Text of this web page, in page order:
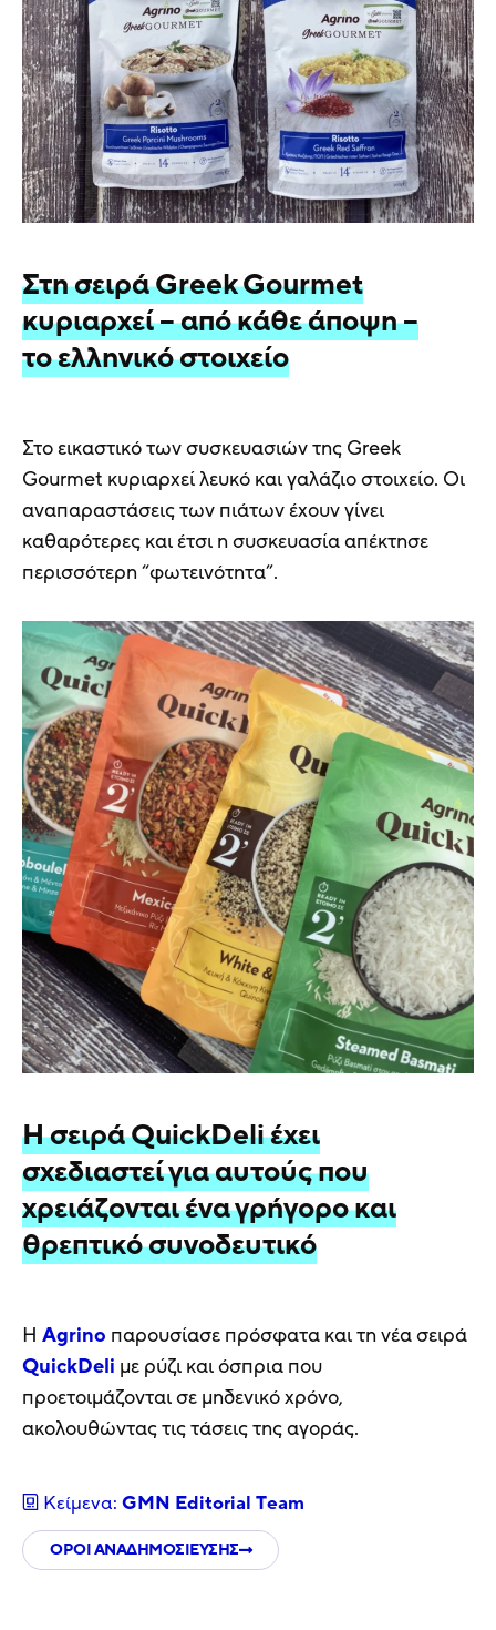
Στη σειρά Greek Gourmet
κυριαρχεί – από κάθε άποψη –
το ελληνικό στοιχείο
Στο εικαστικό των συσκευασιών της Greek
Gourmet κυριαρχεί λευκό και γαλάζιο στοιχείο. Οι
αναπαραστάσεις των πιάτων έχουν γίνει
καθαρότερες και έτσι η συσκευασία απέκτησε
περισσότερη “φωτεινότητα”.
Η σειρά QuickDeli έχει
σχεδιαστεί για αυτούς που
χρειάζονται ένα γρήγορο και
θρεπτικό συνοδευτικό
Η Agrino παρουσίασε πρόσφατα και τη νέα σειρά
QuickDeli με ρύζι και όσπρια που
προετοιμάζονται σε μηδενικό χρόνο,
ακολουθώντας τις τάσεις της αγοράς.
Κείμενα: GMN Editorial Τeam
ΟΡΟΙ ΑΝΑΔΗΜΟΣΙΕΥΣΗΣ